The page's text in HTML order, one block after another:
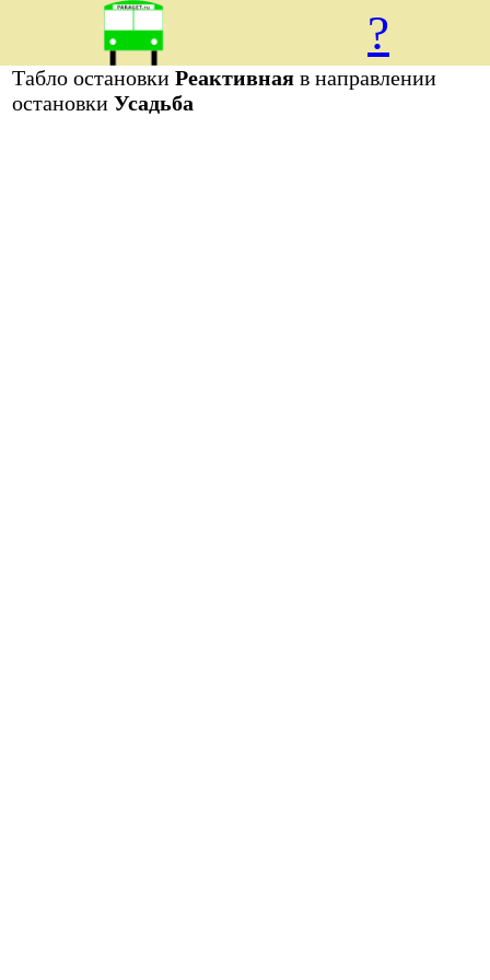
?
Табло остановкиРеактивнаяв направлении
остановкиУсадьба